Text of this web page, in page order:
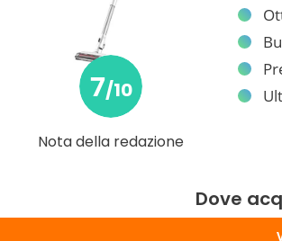
7/10
Nota della redazione
Dove